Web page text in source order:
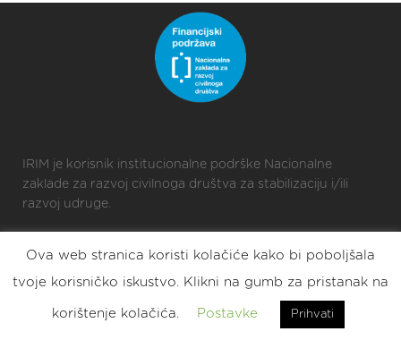
IRIM je korisnik institucionalne podrške Nacionalne
zaklade za razvoj civilnoga društva za stabilizaciju i/ili
razvoj udruge.
Eat. Sleep. DIY. Repeat.
Ova web stranica koristi kolačiće kako bi poboljšala
tvoje korisničko iskustvo. Klikni na gumb za pristanak na
korištenje kolačića. Postavke Prihvati